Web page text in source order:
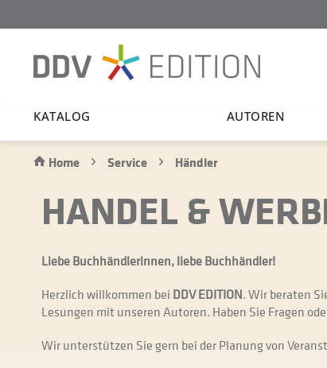
KATALOG AUTOREN
Home Service Händler
HANDEL &
Liebe Buchhändlerinnen, liebe Buchhändler!
Herzlich willkommen bei DDV EDITION. Wir beraten
Lesungen mit unseren Autoren. Haben Sie Fragen
Wir unterstützen Sie gern bei der Planung von